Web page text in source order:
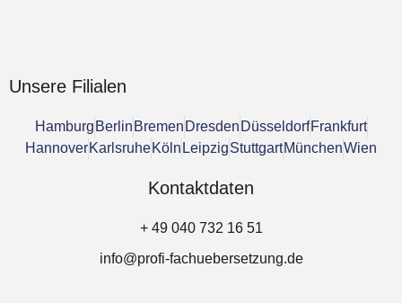
Unsere Filialen
Hamburg Berlin Bremen Dresden Düsseldorf Frankfurt
HannoverKarlsruheKöln LeipzigStuttgartMünchenWien
Kontaktdaten
+ 49 040 732 16 51
info@profi-fachuebersetzung.de